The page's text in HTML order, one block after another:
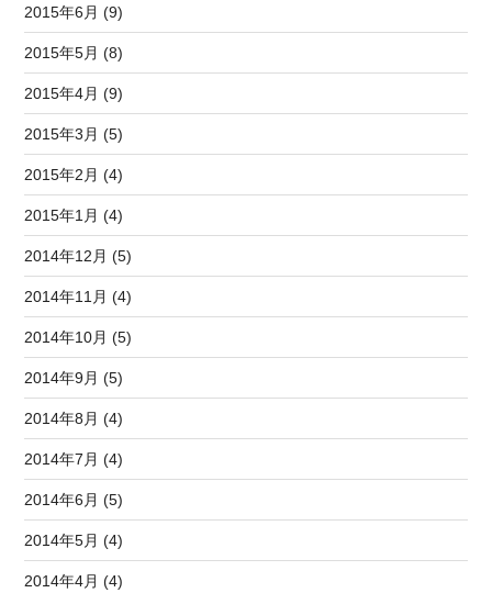
2015年6月 (9)
2015年5月 (8)
2015年4月 (9)
2015年3月 (5)
2015年2月 (4)
2015年1月 (4)
2014年12月 (5)
2014年11月 (4)
2014年10月 (5)
2014年9月 (5)
2014年8月 (4)
2014年7月 (4)
2014年6月 (5)
2014年5月 (4)
2014年4月 (4)